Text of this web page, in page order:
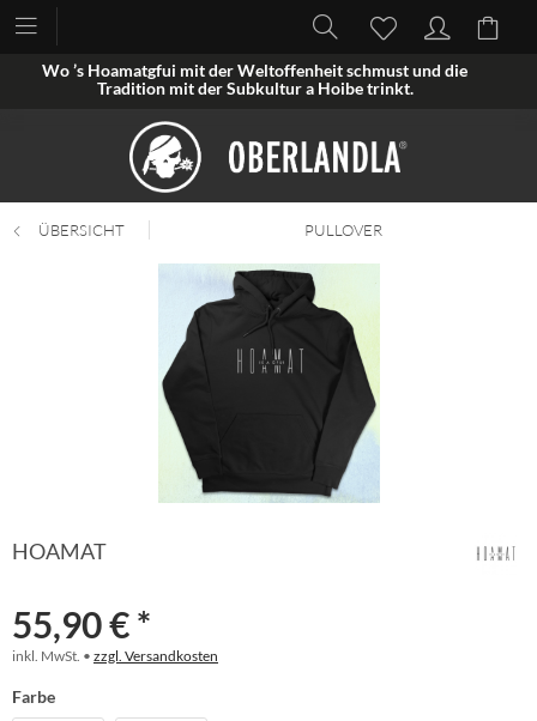
Wo ’s Hoamatgfui mit der Weltoffenheit schmust und die
Tradition mit der Subkultur a Hoibe trinkt.
ÜBERSICHT PULLOVER
HOAMAT
55,90 € *
inkl. MwSt. • zzgl. Versandkosten
Farbe